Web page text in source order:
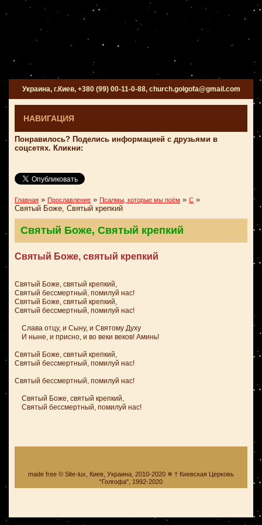
Украина, г.Киев, +380 (99) 00-11-0-88, church.golgofa@gmail.com
НАВИГАЦИЯ
Понравилось? Поделись информацией с друзьями в
соцсетях. Кликни:
Главная » Прославление » Псалмы, которые мы поём » С »
Святый Боже, Святый крепкий
Святый Боже, Святый крепкий
Святый Боже, святый крепкий
Святый Боже, святый крепкий,
Святый бессмертный, помилуй нас!
Святый Боже, святый крепкий,
Святый бессмертный, помилуй нас!
Слава отцу, и Сыну, и Святому Духу
И ныне, и присно, и во веки веков! Аминь!
Святый Боже, святый крепкий,
Святый бессмертный, помилуй нас!
Святый бессмертный, помилуй нас!
Святый Боже, святый крепкий,
Святый бессмертный, помилуй нас!
made free © Site-lux, Киев, Украина, 2010-2020 ✵ † Киевская Церковь
"Голгофа", 1992-2020